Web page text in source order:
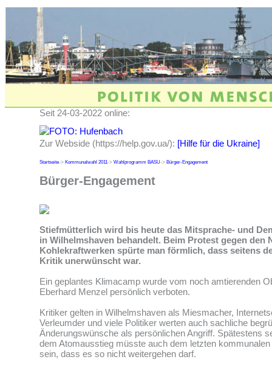
Seit 24-03-2022 online:
Zur Webside (https://help.gov.ua/): [Hilfe für die Ukraine]
Startseite-> Kommunalwahl 2011-> Wahlprogramm BASU-> Bürger-Engagement
Bürger-Engagement
Stiefmütterlich wird bis heute das Mitsprache- und
in Wilhelmshaven behandelt. Beim Protest gegen den
Kohlekraftwerken spürte man förmlich, dass seitens
Kritik unerwünscht war.
Ein geplantes Klimacamp wurde vom noch amtierenden
Eberhard Menzel persönlich verboten.
Kritiker gelten in Wilhelmshaven als Miesmacher,
Verleumder und viele Politiker werten auch sachliche
Änderungswünsche als persönlichen Angriff. Spätestens
dem Atomausstieg müsste auch dem letzten
sein, dass es so nicht weitergehen darf.